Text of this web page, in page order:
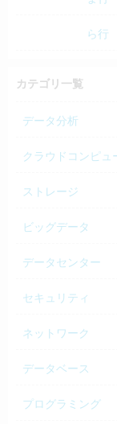
ら行
カテゴリ一覧
データ分析
クラウドコンピュ
ストレージ
ビッグデータ
データセンター
セキュリティ
ネットワーク
データベース
プログラミング